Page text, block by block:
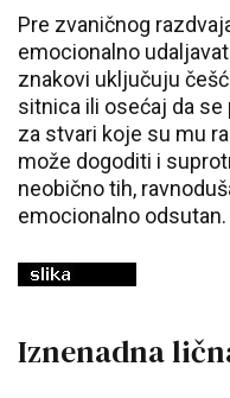
Pre zvaničnog
emocionalno
znakovi uključuju
sitnica ili osećaj da
za stvari koje su mu
može dogoditi i
neobično tih,
emocionalno odsutan.
Iznenadna